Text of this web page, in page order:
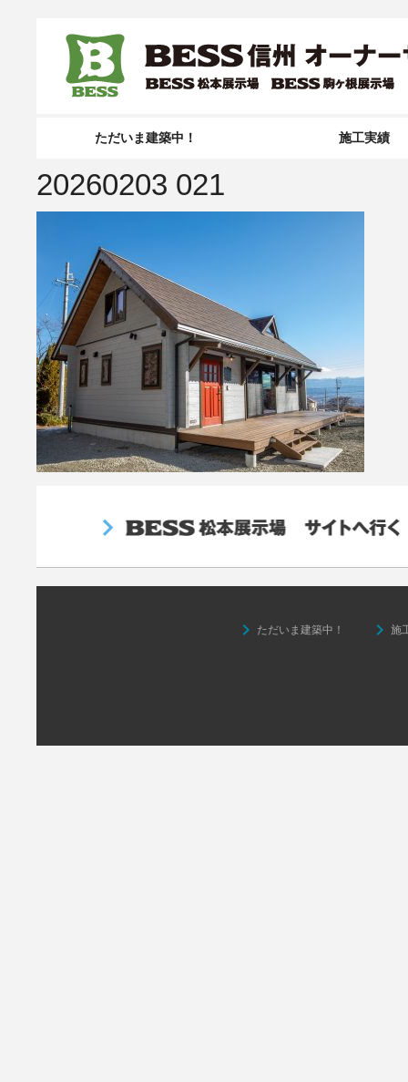
ただいま建築中！ 施工実績
20260203 021
keyboard_arrow_right ただいま建築中！ keyboard_arrow_right 施